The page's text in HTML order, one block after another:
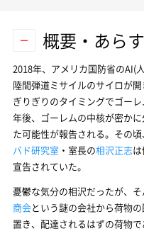
概要・あら
2018年、アメリカ国防省のAI(人
陸間弾道ミサイルのサイロが
ぎりぎりのタイミングでゴー
年後、ゴーレムの中核が密か
た可能性が報告される。その頃
バド研究室 ・室長の相沢正志
宣告されていた。
憂鬱な気分の相沢だったが、
商会という謎の会社から荷物
置き、配達されるはずの荷物で